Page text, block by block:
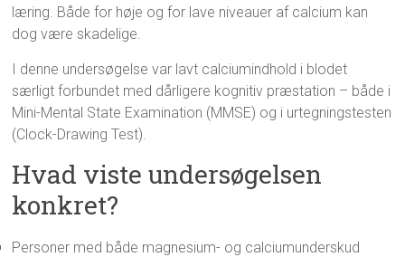
læring. Både for høje og for lave niveauer af calcium kan
dog være skadelige.
I denne undersøgelse var lavt calciumindhold i blodet
særligt forbundet med dårligere kognitiv præstation – både i
Mini-Mental State Examination (MMSE) og i urtegningstesten
(Clock-Drawing Test)​.
Hvad viste undersøgelsen
konkret?
Personer med både magnesium- og calciumunderskud